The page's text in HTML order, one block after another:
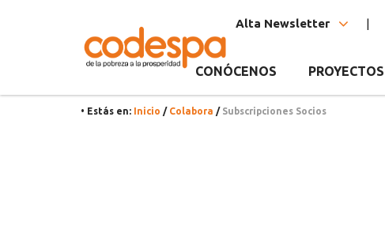
Subscripciones
Socios
Alta Newsletter
CONÓCENOS PROYECTOS
• Estás en: Inicio / Colabora / Subscripciones Socios